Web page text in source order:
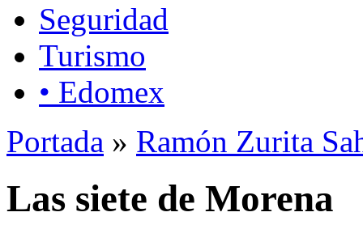
Seguridad
Turismo
• Edomex
Portada » Ramón Zurita
Las siete de Morena